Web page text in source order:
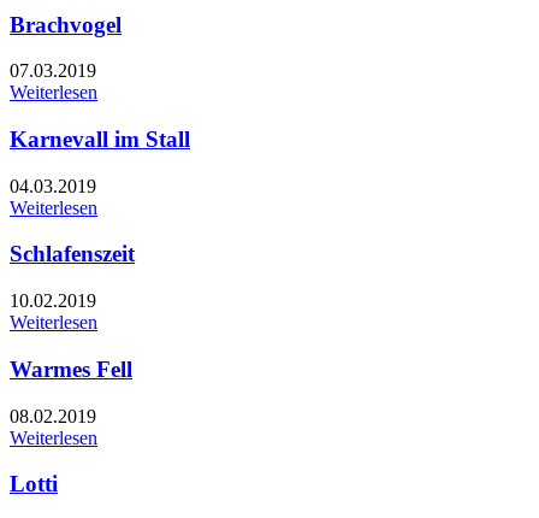
Brachvogel
07.03.2019
Weiterlesen
Karnevall im Stall
04.03.2019
Weiterlesen
Schlafenszeit
10.02.2019
Weiterlesen
Warmes Fell
08.02.2019
Weiterlesen
Lotti